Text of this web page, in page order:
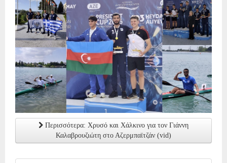
Περισσότερα: Χρυσό και Χάλκινο για τον Γιάννη
Καλαβρουζιώτη στο Αζερμπαϊτζάν (vid)